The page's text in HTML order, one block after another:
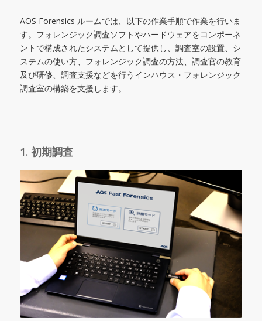
AOS Forensics ルームでは、以下の作業手順で作業を行いま
す。フォレンジック調査ソフトやハードウェアをコンポーネ
ントで構成されたシステムとして提供し、調査室の設置、シ
ステムの使い方、フォレンジック調査の方法、調査官の教育
及び研修、調査支援などを行うインハウス・フォレンジック
調査室の構築を支援します。
1. 初期調査